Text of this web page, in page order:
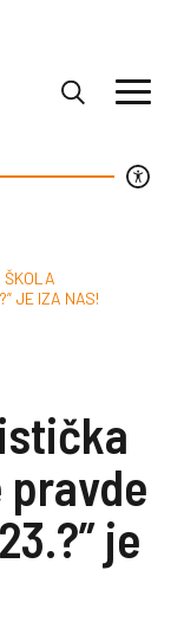
ŠKOLA
JE IZA NAS!
je